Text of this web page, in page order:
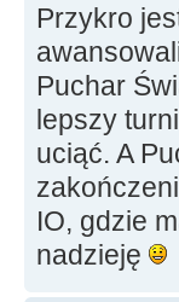
Przykro
Puchar
lepszy
uciąć. A
IO, gdzie
nadzieję